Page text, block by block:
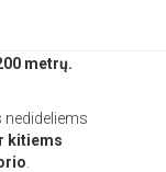
metrų.
nedideliems
kitiems